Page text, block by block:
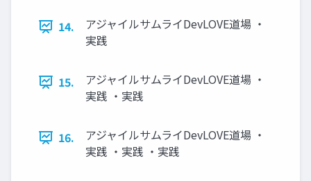
14.
アジャイルサムライDevLOVE道場 ・
実践
15.
アジャイルサムライDevLOVE道場 ・
実践 ・実践
16.
アジャイルサムライDevLOVE道場 ・
実践 ・実践 ・実践